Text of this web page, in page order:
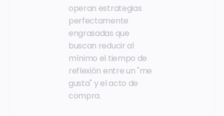
operan estrategias
perfectamente
engrasadas que
buscan reducir al
mínimo el tiempo de
reflexión entre un "me
gusta" y el acto de
compra.